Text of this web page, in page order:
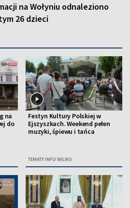
na Wołyniu odnaleziono
26 dzieci
na
do
Festyn Kultury Polskiej w
Ejszyszkach. Weekend pełen
muzyki, śpiewu i tańca
TEMATY INFO WILNO